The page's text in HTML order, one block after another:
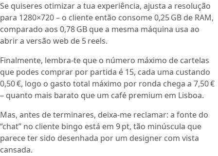
Se quiseres otimizar a tua experiência, ajusta a resolução
para 1280×720 – o cliente então consome 0,25 GB de RAM,
comparado aos 0,78 GB que a mesma máquina usa ao
abrir a versão web de 5 reels.
Finalmente, lembra‑te que o número máximo de cartelas
que podes comprar por partida é 15, cada uma custando
0,50 €, logo o gasto total máximo por ronda chega a 7,50 €
– quanto mais barato que um café premium em Lisboa.
Mas, antes de terminares, deixa-me reclamar: a fonte do
“chat” no cliente bingo está em 9 pt, tão minúscula que
parece ter sido desenhada por um designer com vista
cansada.